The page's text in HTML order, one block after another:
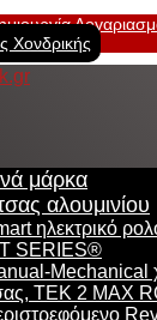
Χονδρικής
μάρκα
αλουμινίου
ηλεκτρικό
SERIES®
Mechanical
TEK 2 MAX